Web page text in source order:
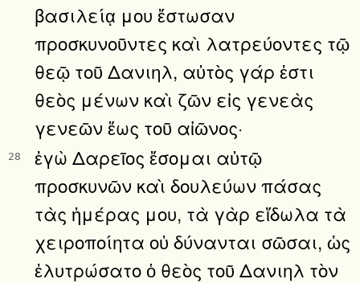
βασιλείᾳ μου ἔστωσαν
προσκυνοῦντες καὶ λατρεύοντες τῷ
θεῷ τοῦ Δανιηλ, αὐτὸς γάρ ἐστι
θεὸς μένων καὶ ζῶν εἰς γενεὰς
γενεῶν ἕως τοῦ αἰῶνος·
28
ἐγὼ Δαρεῖος ἔσομαι αὐτῷ
προσκυνῶν καὶ δουλεύων πάσας
τὰς ἡμέρας μου, τὰ γὰρ εἴδωλα τὰ
χειροποίητα οὐ δύνανται σῶσαι, ὡς
ἐλυτρώσατο ὁ θεὸς τοῦ Δανιηλ τὸν